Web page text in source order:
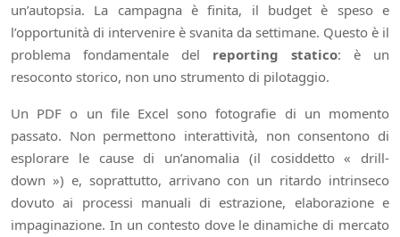
un’autopsia. La campagna è finita, il budget è speso e
l’opportunità di intervenire è svanita da settimane. Questo è il
problema fondamentale del reporting statico: è un
resoconto storico, non uno strumento di pilotaggio.
Un PDF o un file Excel sono fotografie di un momento
passato. Non permettono interattività, non consentono di
esplorare le cause di un’anomalia (il cosiddetto « drill-
down ») e, soprattutto, arrivano con un ritardo intrinseco
dovuto ai processi manuali di estrazione, elaborazione e
impaginazione. In un contesto dove le dinamiche di mercato